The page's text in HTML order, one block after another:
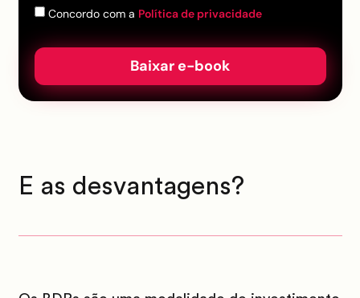
Concordo com a Política de privacidade
Baixar e-book
E as desvantagens?